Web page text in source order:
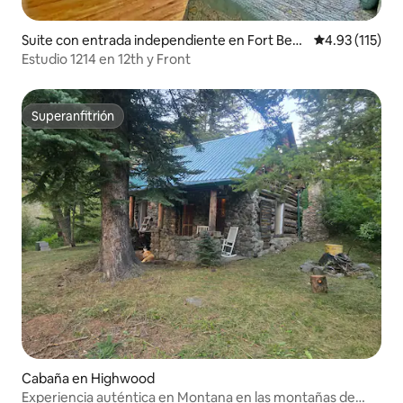
Suite con entrada independiente en Fort Bent
on
Calificación
4.93 (115)
Estudio 1214 en 12th y Front
Superanfitrión
Superanfitrión
Cabaña en Highwood
Experiencia auténtica en Montana en las montañas de